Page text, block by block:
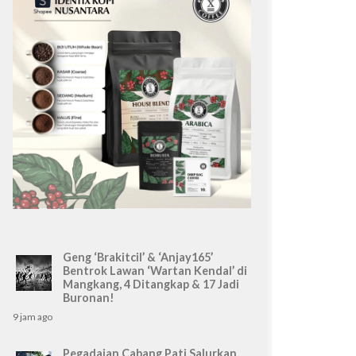
Geng ‘Brakitcil’ & ‘Anjay165’
Bentrok Lawan ‘Wartan Kendal’ di
Mangkang, 4 Ditangkap & 17 Jadi
Buronan!
9 jam ago
Pegadaian Cabang Pati Salurkan